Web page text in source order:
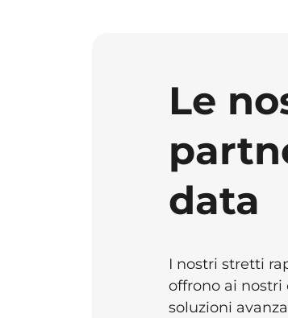
Le
data
I nostri stretti
offrono ai
soluzioni